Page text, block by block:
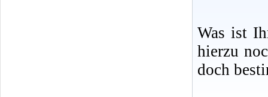
Was ist
hierzu
doch